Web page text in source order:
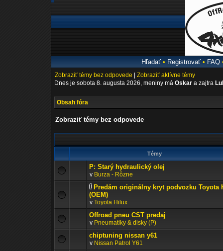
Hľadať• Registrovať• FAQ
Zobraziť témy bez odpovede
Zobraziť aktívne témy
Dnes je sobota 8. augusta 2026, meniny má Oskar a zajtra
Obsah fóra
Zobraziť témy bez odpovede
Témy
P: Starý hydraulický olej
v Burza - Rôzne
Predám originálny kryt podvozku Toyota
(OEM)
v Toyota Hilux
Offroad pneu CST predaj
v Pneumatiky & disky (P)
chiptuning nissan y61
v Nissan Patrol Y61